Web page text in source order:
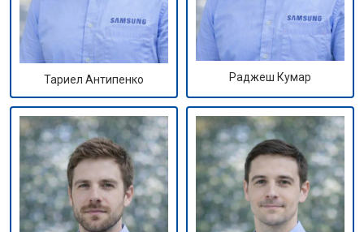
Тариел Антипенко Раджеш Кумар